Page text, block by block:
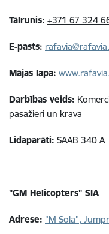
Tālrunis: +371 67 324
E-pasts:
Mājas lapa:
Darbības veids:
pasažieri un krava
Lidaparāti: SAAB 340 A
"GM Helicopters" SIA
Adrese: "M Sola",